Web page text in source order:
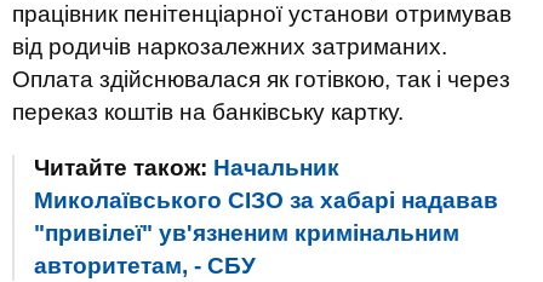
працівник пенітенціарної установи отримував
від родичів наркозалежних затриманих.
Оплата здійснювалася як готівкою, так і через
переказ коштів на банківську картку.
Читайте також: Начальник
Миколаївського СІЗО за хабарі надавав
"привілеї" ув'язненим кримінальним
авторитетам, - СБУ